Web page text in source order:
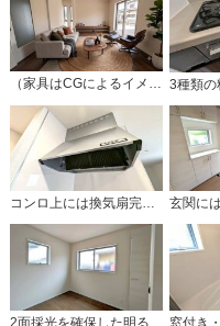
（家具はCGによるイメージとなります。） 家族が集まる開放的なリビング。思い思いの時間を過ごしたり食事をしたり、素敵な団らんの場になりますね。
コンロ上には換気扇完備＾＾お手入れしやすい薄型レンジフードを採用。毎日のお料理も快適に楽しめるキッチンです。